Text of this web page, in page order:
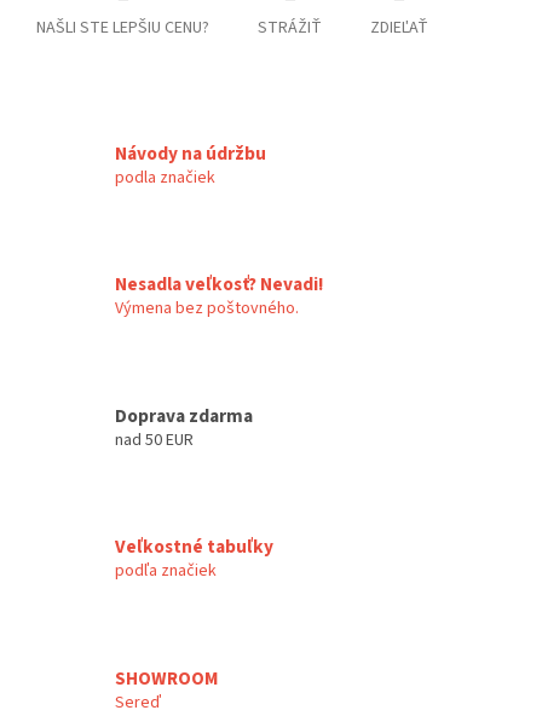
NAŠLI STE LEPŠIU CENU? STRÁŽIŤ ZDIEĽAŤ
Návody na údržbu
podla značiek
Nesadla veľkosť? Nevadi!
Výmena bez poštovného.
Doprava zdarma
nad 50 EUR
Veľkostné tabuľky
podľa značiek
SHOWROOM
Sereď